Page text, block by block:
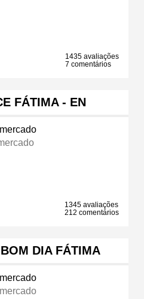
1435 avaliações
7 comentários
FÁTIMA - EN
1345 avaliações
212 comentários
DIA FÁTIMA